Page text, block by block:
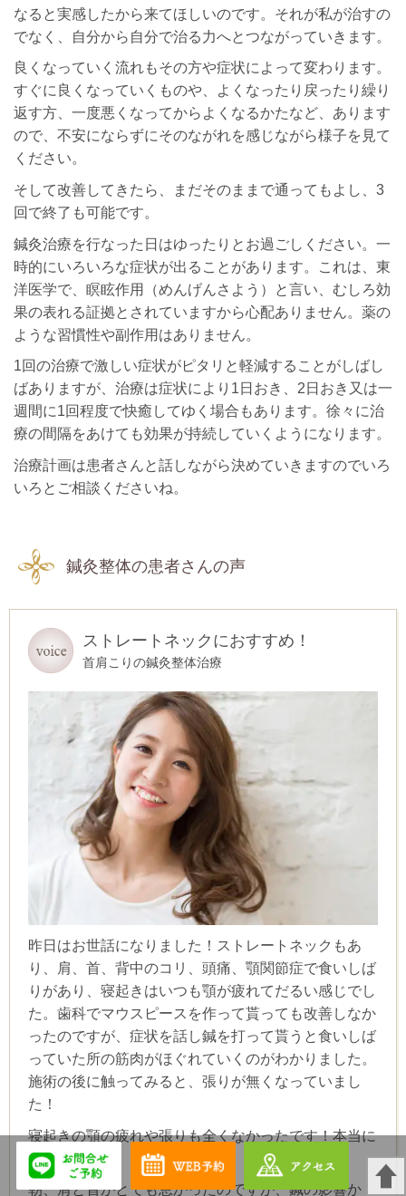
なると実感したから来てほしいのです。それが私が治すの
でなく、自分から自分で治る力へとつながっていきます。
良くなっていく流れもその方や症状によって変わります。
すぐに良くなっていくものや、よくなったり戻ったり繰り
返す方、一度悪くなってからよくなるかたなど、あります
ので、不安にならずにそのながれを感じながら様子を見て
ください。
そして改善してきたら、まだそのままで通ってもよし、3
回で終了も可能です。
鍼灸治療を行なった日はゆったりとお過ごしください。一
時的にいろいろな症状が出ることがあります。これは、東
洋医学で、瞑眩作用（めんげんさよう）と言い、むしろ効
果の表れる証拠とされていますから心配ありません。薬の
ような習慣性や副作用はありません。
1回の治療で激しい症状がピタリと軽減することがしばし
ばありますが、治療は症状により1日おき、2日おき又は一
週間に1回程度で快癒してゆく場合もあります。徐々に治
療の間隔をあけても効果が持続していくようになります。
治療計画は患者さんと話しながら決めていきますのでいろ
いろとご相談くださいね。
鍼灸整体の患者さんの声
ストレートネックにおすすめ！
首肩こりの鍼灸整体治療
昨日はお世話になりました！ストレートネックもあ
り、肩、首、背中のコリ、頭痛、顎関節症で食いしば
りがあり、寝起きはいつも顎が疲れてだるい感じでし
た。歯科でマウスピースを作って貰っても改善しなか
ったのですが、症状を話し鍼を打って貰うと食いしば
っていた所の筋肉がほぐれていくのがわかりました。
施術の後に触ってみると、張りが無くなっていまし
た！
寝起きの顎の疲れや張りも全くなかったです！本当に
感激です☆
朝、肩と首がとても怠かったのですが、鍼の影響か